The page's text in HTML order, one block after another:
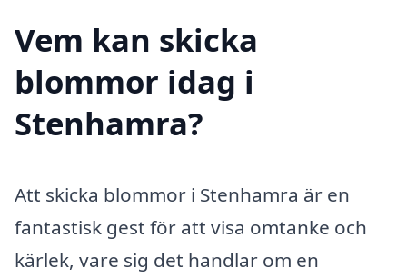
Vem kan skicka
blommor idag i
Stenhamra?
Att skicka blommor i Stenhamra är en
fantastisk gest för att visa omtanke och
kärlek, vare sig det handlar om en